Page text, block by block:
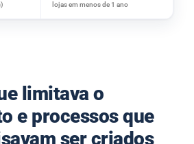
limitava o
e processos que
ser criados
lojas em menos de 1 ano